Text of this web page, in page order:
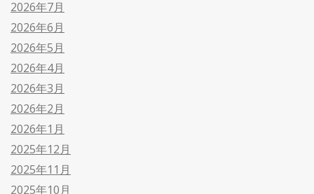
2026年7月
2026年6月
2026年5月
2026年4月
2026年3月
2026年2月
2026年1月
2025年12月
2025年11月
2025年10月